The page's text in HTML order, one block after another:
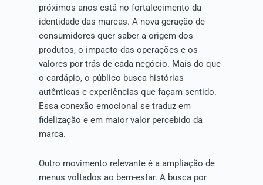
próximos anos está no fortalecimento da
identidade das marcas. A nova geração de
consumidores quer saber a origem dos
produtos, o impacto das operações e os
valores por trás de cada negócio. Mais do que
o cardápio, o público busca histórias
autênticas e experiências que façam sentido.
Essa conexão emocional se traduz em
fidelização e em maior valor percebido da
marca.
Outro movimento relevante é a ampliação de
menus voltados ao bem-estar. A busca por